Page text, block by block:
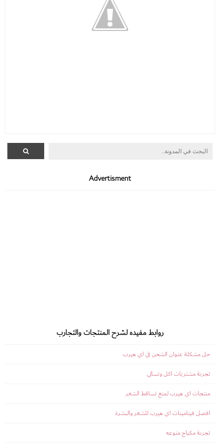
Advertisment
روابط مفيده لشرح المنتجات والتجارب
حل مشكلة عنوان الشحن في اي هيرب
تجربة مشتريات اكل وتسالي
منتجات اي هيرب لمنع تساقط الشعر
افضل فيتامينات اي هيرب للشعر والبشرة
تجربة مكياج منوعه